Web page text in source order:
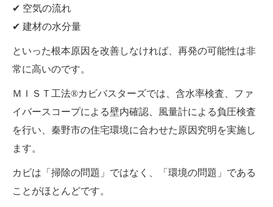
✔ 空気の流れ
✔ 建材の水分量
といった根本原因を改善しなければ、再発の可能性は非
常に高いのです。
ＭＩＳＴ工法®カビバスターズでは、含水率検査、ファ
イバースコープによる壁内確認、風量計による負圧検査
を行い、秦野市の住宅環境に合わせた原因究明を実施し
ます。
カビは「掃除の問題」ではなく、「環境の問題」である
ことがほとんどです。